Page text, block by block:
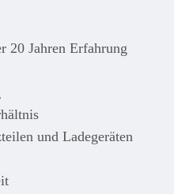
20 Jahren Erfahrung
und Ladegeräten